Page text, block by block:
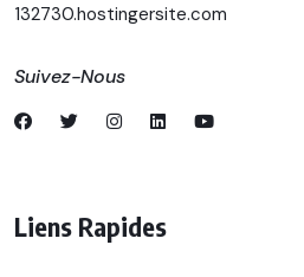
132730.hostingersite.com
Suivez-Nous
Liens Rapides